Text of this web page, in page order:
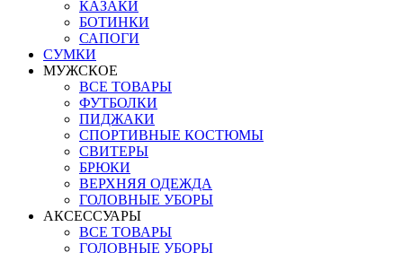
КАЗАКИ
БОТИНКИ
САПОГИ
СУМКИ
МУЖСКОЕ
ВСЕ ТОВАРЫ
ФУТБОЛКИ
ПИДЖАКИ
СПОРТИВНЫЕ КОСТЮМЫ
СВИТЕРЫ
БРЮКИ
ВЕРХНЯЯ ОДЕЖДА
ГОЛОВНЫЕ УБОРЫ
АКСЕССУАРЫ
ВСЕ ТОВАРЫ
ГОЛОВНЫЕ УБОРЫ